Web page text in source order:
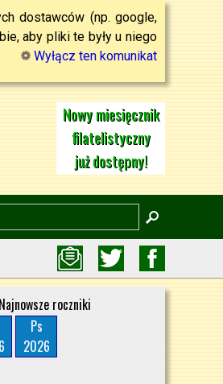
dostawców (np. google,
aby pliki te były u niego
Wyłącz ten komunikat
Nowy miesięcznik
filatelistyczny
już dostępny!
Najnowsze roczniki
Ps
2026